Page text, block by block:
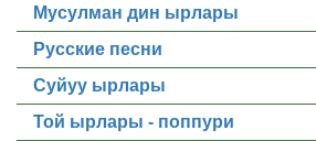
Мусулман дин ырлары
Русские песни
Суйуу ырлары
Той ырлары - поппури